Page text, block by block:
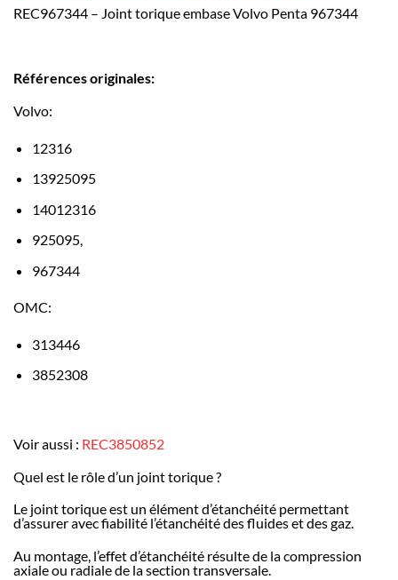
REC967344 – Joint torique embase Volvo Penta 967344
Références originales:
Volvo:
12316
13925095
14012316
925095,
967344
OMC:
313446
3852308
Voir aussi : REC3850852
Quel est le rôle d’un joint torique ?
Le joint torique est un élément d’étanchéité permettant
d’assurer avec fiabilité l’étanchéité des fluides et des gaz.
Au montage, l’effet d’étanchéité résulte de la compression
axiale ou radiale de la section transversale.